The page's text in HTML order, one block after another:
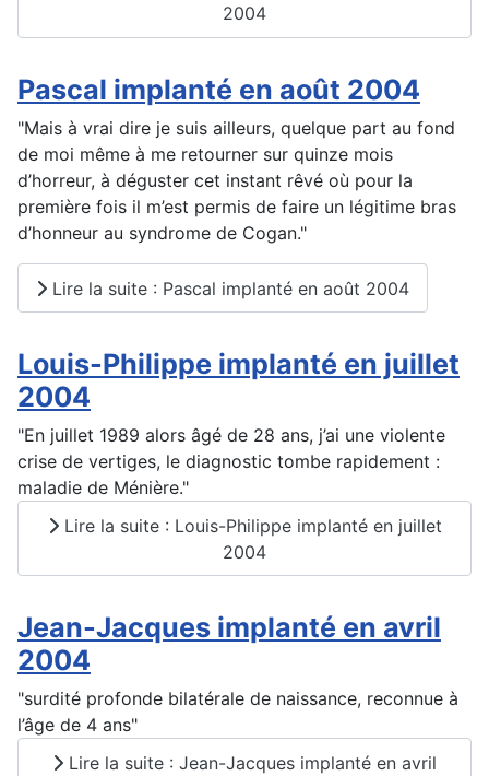
2004
Pascal implanté en août 2004
"Mais à vrai dire je suis ailleurs, quelque part au fond
de moi même à me retourner sur quinze mois
d’horreur, à déguster cet instant rêvé où pour la
première fois il m’est permis de faire un légitime bras
d’honneur au syndrome de Cogan."
Lire la suite : Pascal implanté en août 2004
Louis-Philippe implanté en juillet
2004
"En juillet 1989 alors âgé de 28 ans, j’ai une violente
crise de vertiges, le diagnostic tombe rapidement :
maladie de Ménière."
Lire la suite : Louis-Philippe implanté en juillet
2004
Jean-Jacques implanté en avril
2004
"surdité profonde bilatérale de naissance, reconnue à
l’âge de 4 ans"
Lire la suite : Jean-Jacques implanté en avril